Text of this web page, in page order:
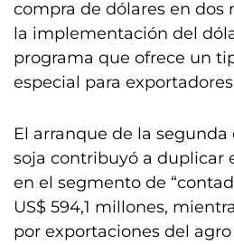
compra de dólares en dos
la implementación del
programa que ofrece un
especial para
El arranque de la
soja contribuyó a duplicar
en el segmento de
US$ 594,1 millones,
por exportaciones del